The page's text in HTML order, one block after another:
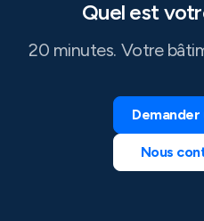
Quel est
20 minutes. Votre
Demander
Nous